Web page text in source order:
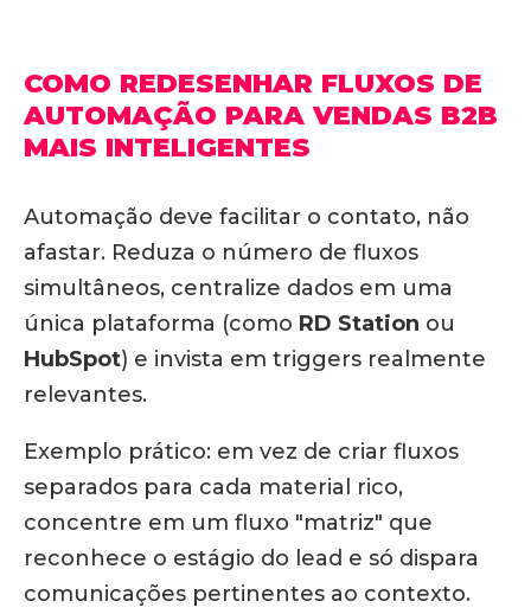
COMO REDESENHAR FLUXOS DE
AUTOMAÇÃO PARA VENDAS B2B
MAIS INTELIGENTES
Automação deve facilitar o contato, não
afastar. Reduza o número de fluxos
simultâneos, centralize dados em uma
única plataforma (como RD Station ou
HubSpot) e invista em triggers realmente
relevantes.
Exemplo prático: em vez de criar fluxos
separados para cada material rico,
concentre em um fluxo "matriz" que
reconhece o estágio do lead e só dispara
comunicações pertinentes ao contexto.